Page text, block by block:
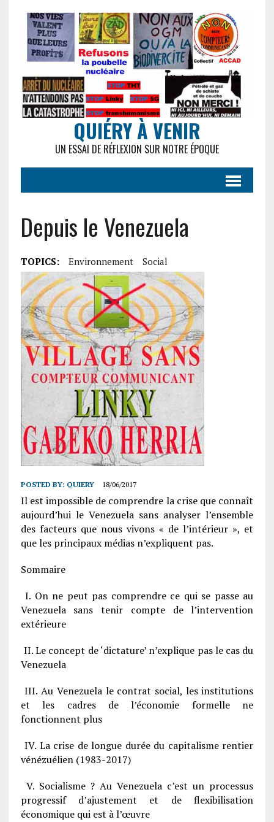
QUIÉRY À VENIR
UN ESSAI DE RÉFLEXION SUR NOTRE ÉPOQUE
Depuis le Venezuela
TOPICS: Environnement Social
POSTED BY: QUIERY 18/06/2017
Il est impossible de comprendre la crise que connaît
aujourd’hui le Venezuela sans analyser l’ensemble
des facteurs que nous vivons « de l’intérieur », et
que les principaux médias n’expliquent pas.
Sommaire
I. On ne peut pas comprendre ce qui se passe au
Venezuela sans tenir compte de l’intervention
extérieure
II. Le concept de ‘dictature’ n’explique pas le cas du
Venezuela
III. Au Venezuela le contrat social, les institutions
et les cadres de l’économie formelle ne
fonctionnent plus
IV. La crise de longue durée du capitalisme rentier
vénézuélien (1983-2017)
V. Socialisme ? Au Venezuela c’est un processus
progressif d’ajustement et de flexibilisation
économique qui est à l’œuvre